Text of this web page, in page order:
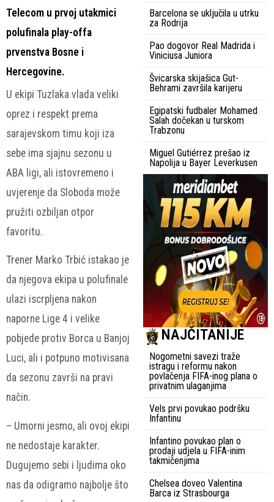
Telecom u prvoj utakmici
polufinala play-offa
prvenstva Bosne i
Hercegovine.
U ekipi Tuzlaka vlada veliki
oprez i respekt prema
sarajevskom timu koji iza
sebe ima sjajnu sezonu u
ABA ligi, ali istovremeno i
uvjerenje da Sloboda može
pružiti ozbiljan otpor
favoritu.
Trener Marko Trbić istakao je
da njegova ekipa u polufinale
ulazi iscrpljena nakon
naporne Lige 4 i velike
pobjede protiv Borca u Banjoj
Luci, ali i potpuno motivisana
da sezonu završi na pravi
način.
– Umorni jesmo, ali ovoj ekipi
ne nedostaje karakter.
Dugujemo sebi i ljudima oko
nas da odigramo najbolje što
Barcelona se uključila u utrku
za Rodrija
Pao dogovor Real Madrida i
Viniciusa Juniora
Švicarska skijašica Gut-
Behrami završila karijeru
Egipatski fudbaler Mohamed
Salah dočekan u turskom
Trabzonu
Miguel Gutiérrez prešao iz
Napolija u Bayer Leverkusen
NAJČITANIJE
Nogometni savezi traže
istragu i reformu nakon
povlačenja FIFA-inog plana o
privatnim ulaganjima
Vels prvi povukao podršku
Infantinu
Infantino povukao plan o
prodaji udjela u FIFA-inim
takmičenjima
Chelsea doveo Valentina
Barca iz Strasbourga